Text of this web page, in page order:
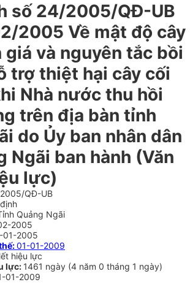
số 24/2005/QĐ-UB
2005 Về mật độ cây
và nguyên tắc bồi
trợ thiệt hại cây cối
Nhà nước thu hồi
trên địa bàn tỉnh
do Ủy ban nhân dân
Ngãi ban hành (Văn
lực)
QĐ-UB
Quảng Ngãi
2005
01-2005
01-01-2009
hiệu lực
lực: 1461 ngày (4 năm 0 tháng 1 ngày)
01-2009